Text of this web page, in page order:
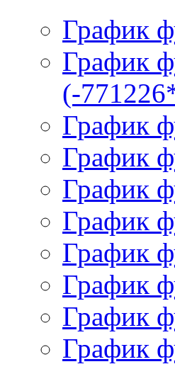
График
График
(-
График
График
График
График
График
График
График
График